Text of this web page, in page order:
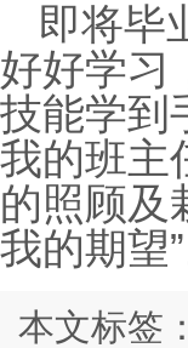
即将毕
好好学习
技能学到
我的班主
的照顾及
我的期望”
本文标签：